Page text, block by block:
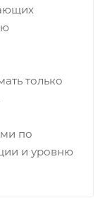
только
по
и уровню